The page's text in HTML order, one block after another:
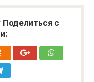
Поделиться с